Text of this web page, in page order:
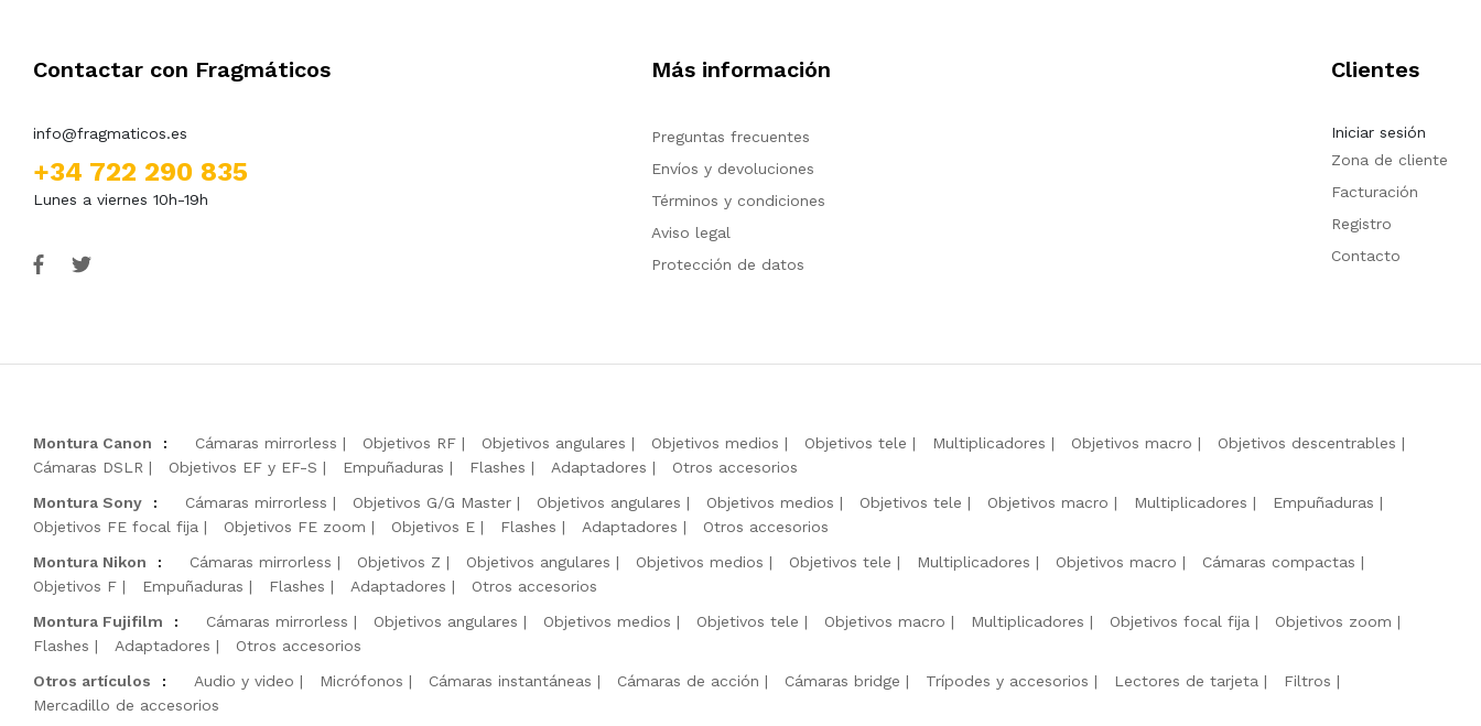
Contactar con Fragmáticos
info@fragmaticos.es
+34 722 290 835
Lunes a viernes 10h-19h
Más información
Preguntas frecuentes
Envíos y devoluciones
Términos y condiciones
Aviso legal
Protección de datos
Clientes
Iniciar sesión
Zona de cliente
Facturación
Registro
Contacto
Montura Canon : Cámaras mirrorless Objetivos RF Objetivos angulares Objetivos medios Objetivos tele Multiplicadores Objetivos macro
Objetivos descentrables
Cámaras DSLR
Objetivos EF y EF-S Empuñaduras Flashes Adaptadores
Otros accesorios
Montura Sony
: Cámaras mirrorless Objetivos G/G Master Objetivos angulares Objetivos medios Objetivos tele Objetivos macro Multiplicadores
Empuñaduras
Objetivos FE focal fija
Objetivos FE zoom Objetivos E Flashes Adaptadores
Otros accesorios
Montura Nikon
: Cámaras mirrorless Objetivos Z Objetivos angulares Objetivos medios Objetivos tele Multiplicadores Objetivos macro
Cámaras compactas
Objetivos F
Empuñaduras Flashes Adaptadores
Otros accesorios
Montura Fujifilm
: Cámaras mirrorless Objetivos angulares Objetivos medios Objetivos tele Objetivos macro Multiplicadores Objetivos focal fija
Objetivos zoom
Flashes
Adaptadores
Otros accesorios
Otros artículos
: Audio y video Micrófonos Cámaras instantáneas Cámaras de acción Cámaras bridge Trípodes y accesorios Lectores de tarjeta
Filtros
Mercadillo de accesorios